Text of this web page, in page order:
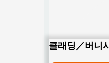
클래딩／버니시